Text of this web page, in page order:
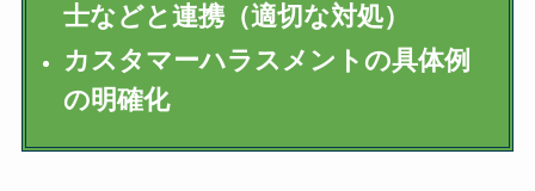
士などと連携（適切な対処）
カスタマーハラスメントの具体例
の明確化